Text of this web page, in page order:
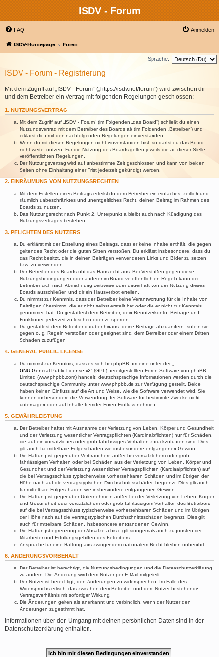
ISDV - Forum
FAQ Anmelden
ISDV-Homepage Foren
Sprache:
ISDV - Forum - Registrierung
Mit dem Zugriff auf „ISDV - Forum“ („https://isdv.net/forum“) wird zwischen dir
und dem Betreiber ein Vertrag mit folgenden Regelungen geschlossen:
1. NUTZUNGSVERTRAG
Mit dem Zugriff auf „ISDV - Forum“ (im Folgenden „das Board“) schließt du einen
Nutzungsvertrag mit dem Betreiber des Boards ab (im Folgenden „Betreiber“) und
erklärst dich mit den nachfolgenden Regelungen einverstanden.
Wenn du mit diesen Regelungen nicht einverstanden bist, so darfst du das Board
nicht weiter nutzen. Für die Nutzung des Boards gelten jeweils die an dieser Stelle
veröffentlichten Regelungen.
Der Nutzungsvertrag wird auf unbestimmte Zeit geschlossen und kann von beiden
Seiten ohne Einhaltung einer Frist jederzeit gekündigt werden.
2. EINRÄUMUNG VON NUTZUNGSRECHTEN
Mit dem Erstellen eines Beitrags erteilst du dem Betreiber ein einfaches, zeitlich und
räumlich unbeschränktes und unentgeltliches Recht, deinen Beitrag im Rahmen des
Boards zu nutzen.
Das Nutzungsrecht nach Punkt 2, Unterpunkt a bleibt auch nach Kündigung des
Nutzungsvertrages bestehen.
3. PFLICHTEN DES NUTZERS
Du erklärst mit der Erstellung eines Beitrags, dass er keine Inhalte enthält, die gegen
geltendes Recht oder die guten Sitten verstoßen. Du erklärst insbesondere, dass du
das Recht besitzt, die in deinen Beiträgen verwendeten Links und Bilder zu setzen
bzw. zu verwenden.
Der Betreiber des Boards übt das Hausrecht aus. Bei Verstößen gegen diese
Nutzungsbedingungen oder anderer im Board veröffentlichten Regeln kann der
Betreiber dich nach Abmahnung zeitweise oder dauerhaft von der Nutzung dieses
Boards ausschließen und dir ein Hausverbot erteilen.
Du nimmst zur Kenntnis, dass der Betreiber keine Verantwortung für die Inhalte von
Beiträgen übernimmt, die er nicht selbst erstellt hat oder die er nicht zur Kenntnis
genommen hat. Du gestattest dem Betreiber, dein Benutzerkonto, Beiträge und
Funktionen jederzeit zu löschen oder zu sperren.
Du gestattest dem Betreiber darüber hinaus, deine Beiträge abzuändern, sofern sie
gegen o. g. Regeln verstoßen oder geeignet sind, dem Betreiber oder einem Dritten
Schaden zuzufügen.
4. GENERAL PUBLIC LICENSE
Du nimmst zur Kenntnis, dass es sich bei phpBB um eine unter der „
GNU General Public License v2“ (GPL) bereitgestellten Foren-Software von phpBB
Limited (www.phpbb.com) handelt; deutschsprachige Informationen werden durch die
deutschsprachige Community unter www.phpbb.de zur Verfügung gestellt. Beide
haben keinen Einfluss auf die Art und Weise, wie die Software verwendet wird. Sie
können insbesondere die Verwendung der Software für bestimmte Zwecke nicht
untersagen oder auf Inhalte fremder Foren Einfluss nehmen.
5. GEWÄHRLEISTUNG
Der Betreiber haftet mit Ausnahme der Verletzung von Leben, Körper und Gesundheit
und der Verletzung wesentlicher Vertragspflichten (Kardinalpflichten) nur für Schäden,
die auf ein vorsätzliches oder grob fahrlässiges Verhalten zurückzuführen sind. Dies
gilt auch für mittelbare Folgeschäden wie insbesondere entgangenen Gewinn.
Die Haftung ist gegenüber Verbrauchern außer bei vorsätzlichem oder grob
fahrlässigem Verhalten oder bei Schäden aus der Verletzung von Leben, Körper und
Gesundheit und der Verletzung wesentlicher Vertragspflichten (Kardinalpflichten) auf
die bei Vertragsschluss typischerweise vorhersehbaren Schäden und im übrigen der
Höhe nach auf die vertragstypischen Durchschnittsschäden begrenzt. Dies gilt auch
für mittelbare Folgeschäden wie insbesondere entgangenen Gewinn.
Die Haftung ist gegenüber Unternehmern außer bei der Verletzung von Leben, Körper
und Gesundheit oder vorsätzlichem oder grob fahrlässigem Verhalten des Betreibers
auf die bei Vertragsschluss typischerweise vorhersehbaren Schäden und im Übrigen
der Höhe nach auf die vertragstypischen Durchschnittsschäden begrenzt. Dies gilt
auch für mittelbare Schäden, insbesondere entgangenen Gewinn.
Die Haftungsbegrenzung der Absätze a bis c gilt sinngemäß auch zugunsten der
Mitarbeiter und Erfüllungsgehilfen des Betreibers.
Ansprüche für eine Haftung aus zwingendem nationalem Recht bleiben unberührt.
6. ÄNDERUNGSVORBEHALT
Der Betreiber ist berechtigt, die Nutzungsbedingungen und die Datenschutzerklärung
zu ändern. Die Änderung wird dem Nutzer per E-Mail mitgeteilt.
Der Nutzer ist berechtigt, den Änderungen zu widersprechen. Im Falle des
Widerspruchs erlischt das zwischen dem Betreiber und dem Nutzer bestehende
Vertragsverhältnis mit sofortiger Wirkung.
Die Änderungen gelten als anerkannt und verbindlich, wenn der Nutzer den
Änderungen zugestimmt hat.
Informationen über den Umgang mit deinen persönlichen Daten sind in der
Datenschutzerklärung enthalten.